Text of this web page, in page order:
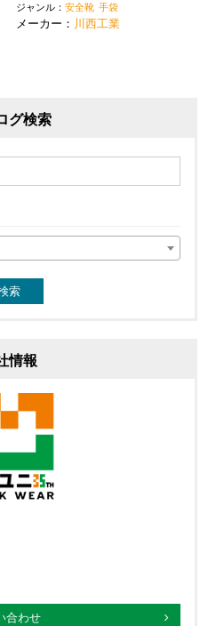
ジャンル：安全靴 手袋
メーカー： 川西工業
グ検索
情報
合わせ